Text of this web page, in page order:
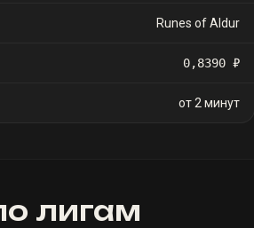
Runes of Aldur
0,8390 ₽
от 2 минут
лигам